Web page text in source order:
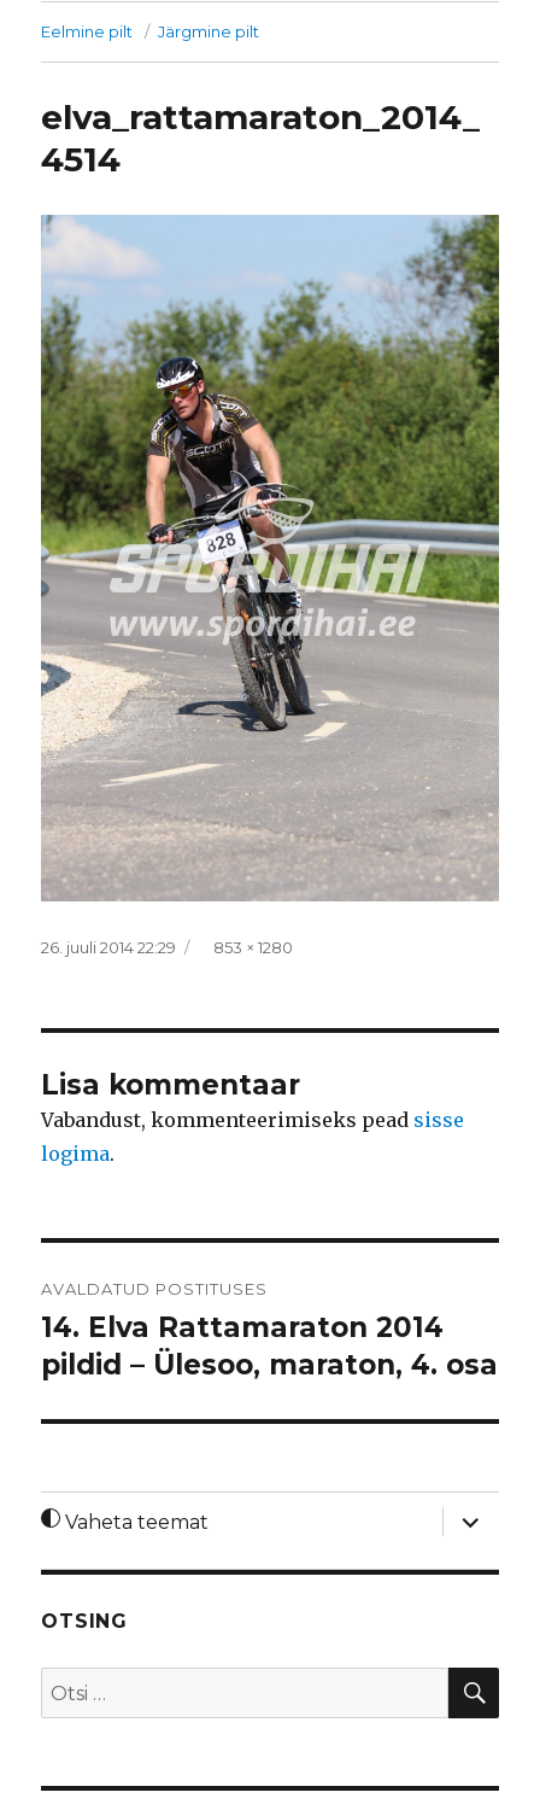
Eelmine pilt Järgmine pilt
elva_rattamaraton_2014_
4514
Postitatud
26. juuli 2014 22:29 Täissuurus
853 × 1280
Lisa kommentaar
Vabandust, kommenteerimiseks pead sisse
logima.
AVALDATUD POSTITUSES
14. Elva Rattamaraton 2014
pildid – Ülesoo, maraton, 4. osa
Vaheta teemat
laienda
OTSING
Otsi: